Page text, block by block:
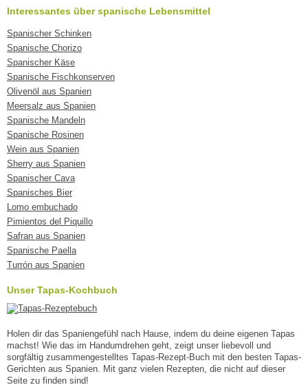
Interessantes über spanische Lebensmittel
Spanischer Schinken
Spanische Chorizo
Spanischer Käse
Spanische Fischkonserven
Olivenöl aus Spanien
Meersalz aus Spanien
Spanische Mandeln
Spanische Rosinen
Wein aus Spanien
Sherry aus Spanien
Spanischer Cava
Spanisches Bier
Lomo embuchado
Pimientos del Piquillo
Safran aus Spanien
Spanische Paella
Turrón aus Spanien
Unser Tapas-Kochbuch
Holen dir das Spaniengefühl nach Hause, indem du deine eigenen Tapas
machst! Wie das im Handumdrehen geht, zeigt unser liebevoll und
sorgfältig zusammengestelltes Tapas-Rezept-Buch mit den besten Tapas-
Gerichten aus Spanien. Mit ganz vielen Rezepten, die nicht auf dieser
Seite zu finden sind!